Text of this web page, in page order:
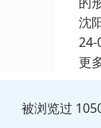
沈
24-
更
被浏览过